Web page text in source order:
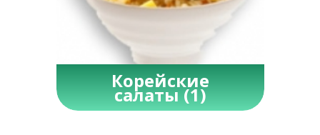
Корейские
салаты(1)